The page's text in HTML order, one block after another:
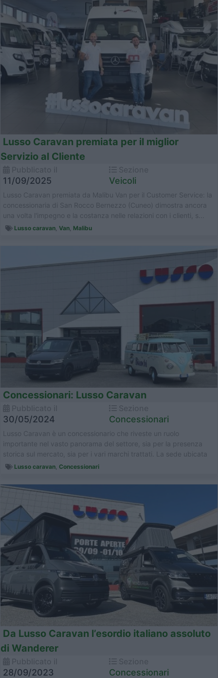
Lusso Caravan premiata per il miglior
Servizio al Cliente
11/09/2025 Veicoli
Lusso Caravan premiata da Malibu Van per il Customer Service: la
concessionaria di San Rocco Bernezzo (Cuneo) dimostra ancora
una volta l'impegno e la costanza nelle relazioni con i clienti, s...
Lusso caravan Van Malibu
Concessionari: Lusso Caravan
30/05/2024 Concessionari
Lusso Caravan è un concessionario che riveste un ruolo
importante nel vasto panorama del settore, sia per la presenza
storica sul mercato, sia per i vari marchi trattati. La sede ubicata
vi... Lusso caravan Concessionari
Da Lusso Caravan l’esordio italiano assoluto
di Wanderer
28/09/2023 Concessionari